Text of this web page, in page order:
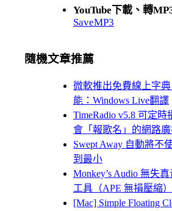
YouTube下載、轉
SaveMP3
隨機文章推薦
微軟推出免費線上字
能：Windows Live翻譯
TimeRadio v5.8 可定時
會「報歌名」的網路
Swept Away 自動將不
到最小
Monkey’s Audio 無失
工具（APE 無損壓縮）
[Mac] Simple Floating